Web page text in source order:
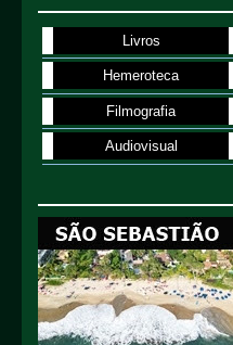
Livros
Hemeroteca
Filmografia
Audiovisual